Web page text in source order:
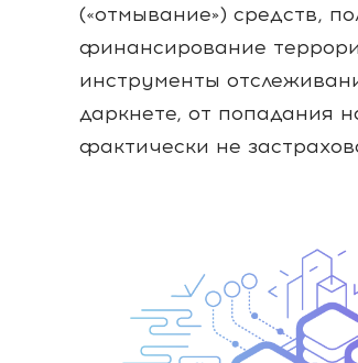
(«отмывание») средств,
финансирование
инструменты
даркнете, от попадания
фактически не